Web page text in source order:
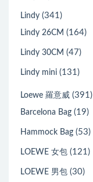
Lindy (341)
Lindy 26CM (164)
Lindy 30CM (47)
Lindy mini (131)
Loewe 羅意威 (391)
Barcelona Bag (19)
Hammock Bag (53)
LOEWE 女包 (121)
LOEWE 男包 (30)